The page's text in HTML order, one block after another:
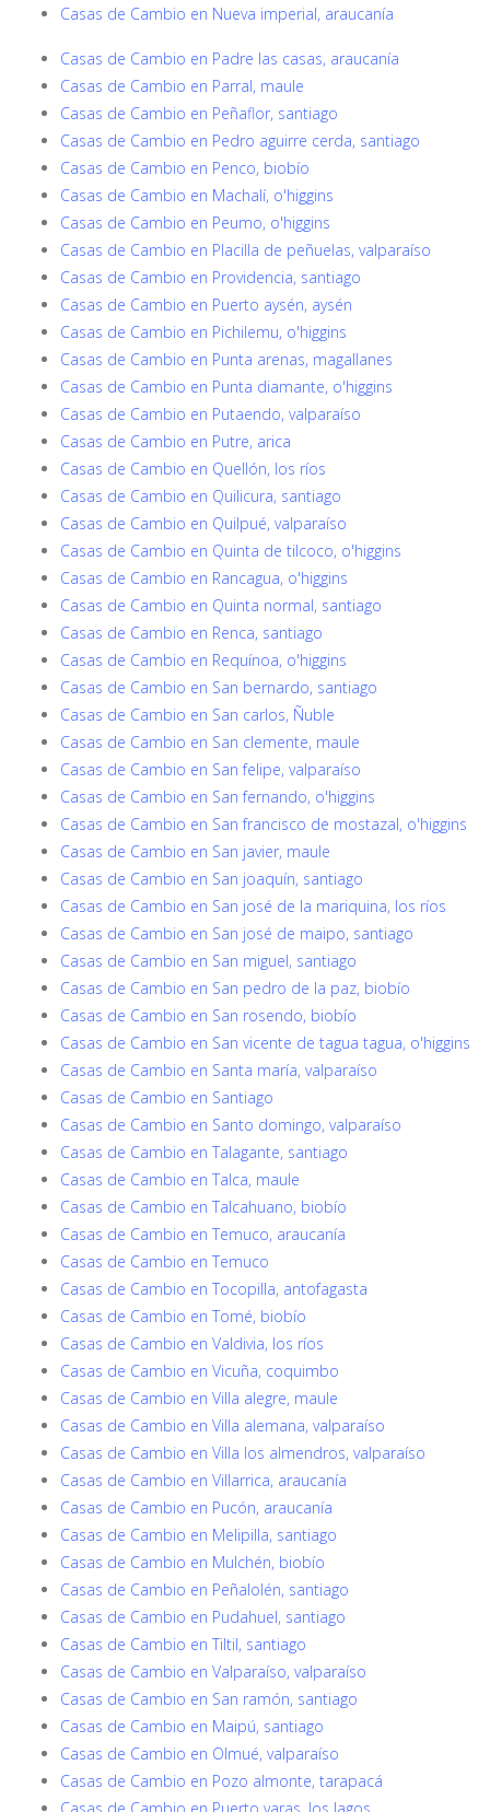
Casas de Cambio en Nueva imperial, araucanía
Casas de Cambio en Padre las casas, araucanía
Casas de Cambio en Parral, maule
Casas de Cambio en Peñaflor, santiago
Casas de Cambio en Pedro aguirre cerda, santiago
Casas de Cambio en Penco, biobío
Casas de Cambio en Machalí, o'higgins
Casas de Cambio en Peumo, o'higgins
Casas de Cambio en Placilla de peñuelas, valparaíso
Casas de Cambio en Providencia, santiago
Casas de Cambio en Puerto aysén, aysén
Casas de Cambio en Pichilemu, o'higgins
Casas de Cambio en Punta arenas, magallanes
Casas de Cambio en Punta diamante, o'higgins
Casas de Cambio en Putaendo, valparaíso
Casas de Cambio en Putre, arica
Casas de Cambio en Quellón, los ríos
Casas de Cambio en Quilicura, santiago
Casas de Cambio en Quilpué, valparaíso
Casas de Cambio en Quinta de tilcoco, o'higgins
Casas de Cambio en Rancagua, o'higgins
Casas de Cambio en Quinta normal, santiago
Casas de Cambio en Renca, santiago
Casas de Cambio en Requínoa, o'higgins
Casas de Cambio en San bernardo, santiago
Casas de Cambio en San carlos, Ñuble
Casas de Cambio en San clemente, maule
Casas de Cambio en San felipe, valparaíso
Casas de Cambio en San fernando, o'higgins
Casas de Cambio en San francisco de mostazal, o'higgins
Casas de Cambio en San javier, maule
Casas de Cambio en San joaquín, santiago
Casas de Cambio en San josé de la mariquina, los ríos
Casas de Cambio en San josé de maipo, santiago
Casas de Cambio en San miguel, santiago
Casas de Cambio en San pedro de la paz, biobío
Casas de Cambio en San rosendo, biobío
Casas de Cambio en San vicente de tagua tagua, o'higgins
Casas de Cambio en Santa maría, valparaíso
Casas de Cambio en Santiago
Casas de Cambio en Santo domingo, valparaíso
Casas de Cambio en Talagante, santiago
Casas de Cambio en Talca, maule
Casas de Cambio en Talcahuano, biobío
Casas de Cambio en Temuco, araucanía
Casas de Cambio en Temuco
Casas de Cambio en Tocopilla, antofagasta
Casas de Cambio en Tomé, biobío
Casas de Cambio en Valdivia, los ríos
Casas de Cambio en Vicuña, coquimbo
Casas de Cambio en Villa alegre, maule
Casas de Cambio en Villa alemana, valparaíso
Casas de Cambio en Villa los almendros, valparaíso
Casas de Cambio en Villarrica, araucanía
Casas de Cambio en Pucón, araucanía
Casas de Cambio en Melipilla, santiago
Casas de Cambio en Mulchén, biobío
Casas de Cambio en Peñalolén, santiago
Casas de Cambio en Pudahuel, santiago
Casas de Cambio en Tiltil, santiago
Casas de Cambio en Valparaíso, valparaíso
Casas de Cambio en San ramón, santiago
Casas de Cambio en Maipú, santiago
Casas de Cambio en Olmué, valparaíso
Casas de Cambio en Pozo almonte, tarapacá